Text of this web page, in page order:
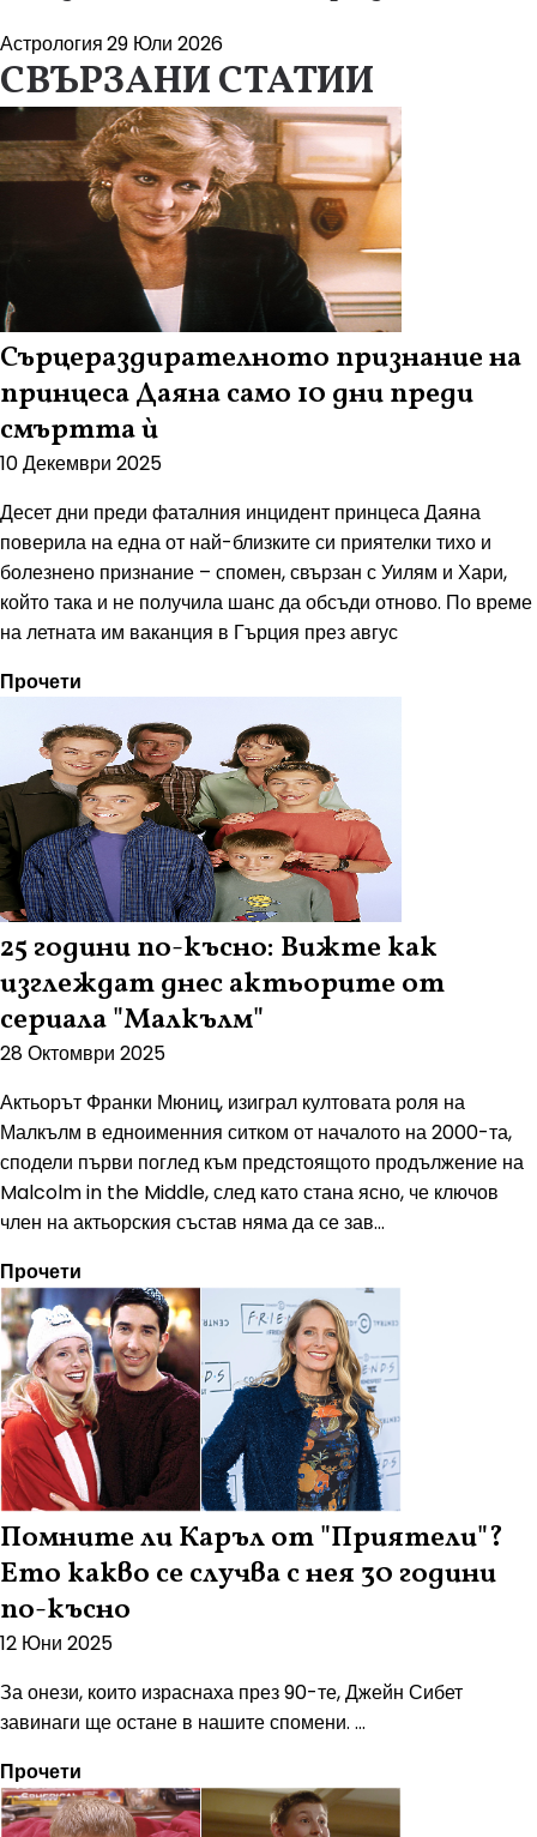
Астрология29 Юли 2026
СВЪРЗАНИ СТАТИИ
Сърцераздирателното признание на
принцеса Даяна само 10 дни преди
смъртта ѝ
10 Декември 2025
Десет дни преди фаталния инцидент принцеса Даяна
поверила на една от най-близките си приятелки тихо и
болезнено признание – спомен, свързан с Уилям и Хари,
който така и не получила шанс да обсъди отново. По време
на летната им ваканция в Гърция през авгус
Прочети
25 години по-късно: Вижте как
изглеждат днес актьорите от
сериала "Малкълм"
28 Октомври 2025
Актьорът Франки Мюниц, изиграл култовата роля на
Малкълм в едноименния ситком от началото на 2000-та,
сподели първи поглед към предстоящото продължение на
Malcolm in the Middle, след като стана ясно, че ключов
член на актьорския състав няма да се зав...
Прочети
Помните ли Каръл от "Приятели"?
Ето какво се случва с нея 30 години
по-късно
12 Юни 2025
За онези, които израснаха през 90-те, Джейн Сибет
завинаги ще остане в нашите спомени. ...
Прочети